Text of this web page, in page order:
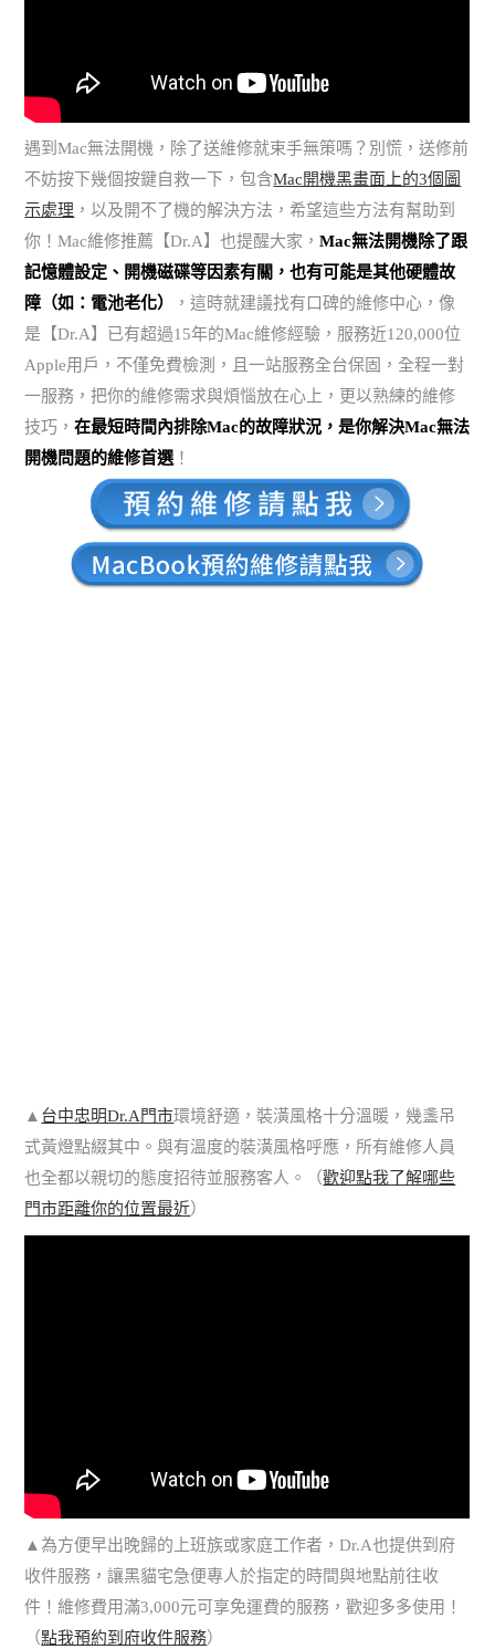
遇到Mac無法開機，除了送維修就束手無策嗎？別慌，送修前
不妨按下幾個按鍵自救一下，包含Mac開機黑畫面上的3個圖
示處理 ，以及開不了機的解決方法，希望這些方法有幫助到
你！Mac維修推薦【Dr.A】也提醒大家，Mac無法開機除了跟
記憶體設定、開機磁碟等因素有關，也有可能是其他硬體故
障（如：電池老化）
，這時就建議找有口碑的維修中心，像
是【Dr.A】已有超過15年的Mac維修經驗，服務近120,000位
Apple用戶，不僅免費檢測，且一站服務全台保固，全程一對
一服務，把你的維修需求與煩惱放在心上，更以熟練的維修
技巧，在最短時間內排除Mac的故障狀況，是你解決Mac無法
開機問題的維修首選 ！
▲ 台中忠明Dr.A門市環境舒適，裝潢風格十分溫暖，幾盞吊
式黃燈點綴其中。與有溫度的裝潢風格呼應，所有維修人員
也全都以親切的態度招待並服務客人。（歡迎點我了解哪些
門市距離你的位置最近）
▲為方便早出晚歸的上班族或家庭工作者，Dr.A也提供到府
收件服務，讓黑貓宅急便專人於指定的時間與地點前往收
件！維修費用滿3,000元可享免運費的服務，歡迎多多使用！
（點我預約到府收件服務）